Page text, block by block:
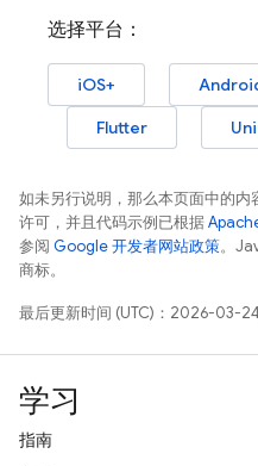
选择平台：
iOS+
Flutter
如未另行说明，那么本页面中的内
许可，并且代码示例已根据
参阅 Google 开发者网站政策。
商标。
最后更新时间 (UTC)：2026-03-24
学习
指南